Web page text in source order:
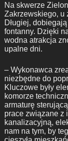
Na skwerze
Zakrzewskiego, u
Długiej,
fontanny. Dzięki
wodna atrakcja
upalne dni.
– Wykonawca
niezbędne do
Kluczowe były
komorze
armaturę
prace związane z
kanalizacyjną,
nam na tym, by